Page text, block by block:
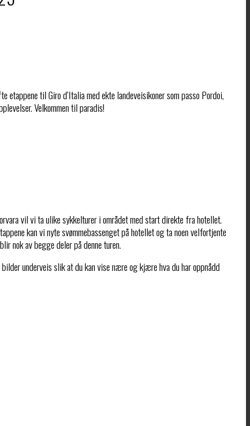
til Giro d’Italia med ekte landeveisikoner som passo Pordoi,
Velkommen til paradis!
vil vi ta ulike sykkelturer i området med start direkte fra hotellet.
kan vi nyte svømmebassenget på hotellet og ta noen velfortjente
nok av begge deler på denne turen.
underveis slik at du kan vise nære og kjære hva du har oppnådd